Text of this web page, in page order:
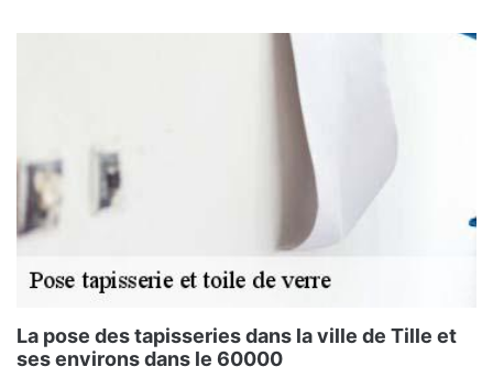
La pose des tapisseries dans la ville de Tille et
ses environs dans le 60000